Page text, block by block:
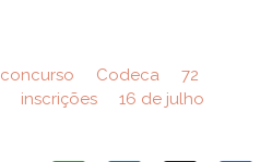
concurso Codeca
72
inscrições
16 de julho